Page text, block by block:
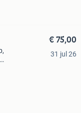
€ 75,00
31 jul 26